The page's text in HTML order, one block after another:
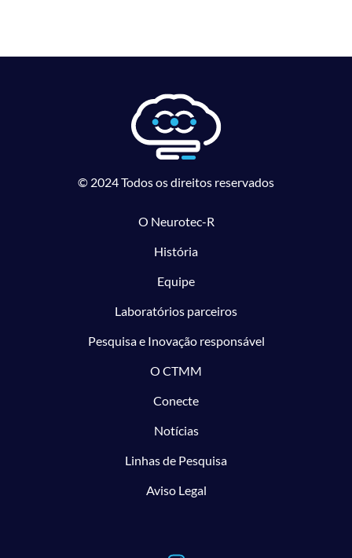
© 2024 Todos os direitos reservados
O Neurotec-R
História
Equipe
Laboratórios parceiros
Pesquisa e Inovação responsável
O CTMM
Conecte
Notícias
Linhas de Pesquisa
Aviso Legal